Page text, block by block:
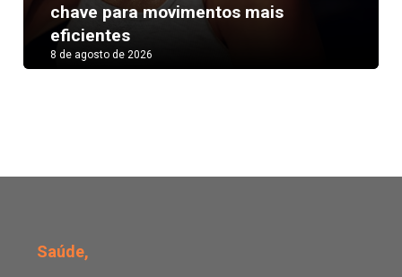
chave para movimentos mais
eficientes
8 de agosto de 2026
Saúde,